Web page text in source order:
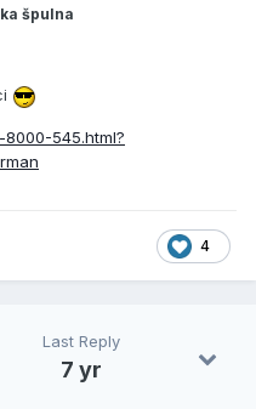
špulna
545.html?
4
Last Reply
7 yr